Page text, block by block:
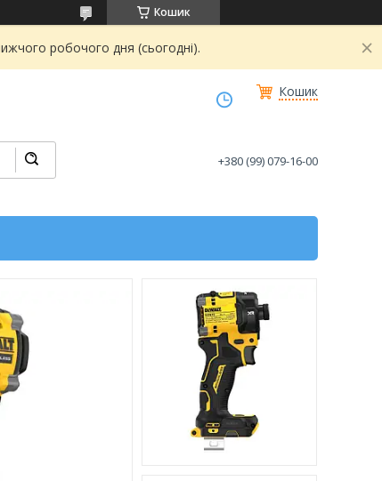
Кошик
робочого дня (сьогодні).
Кошик
+380 (99) 079-16-00